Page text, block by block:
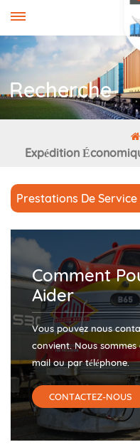
Recherche
Expédition
Prestations De Service
Comment
Aider
Vous pouvez nous
convient. Nous
mail ou par téléphone.
CONTACTEZ-NOUS